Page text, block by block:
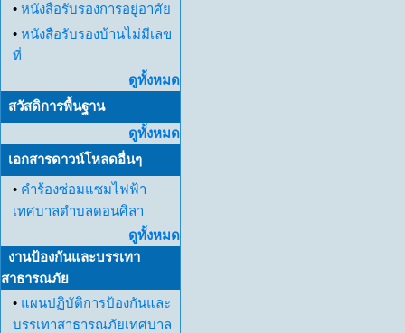
• หนังสือรับรองการอยู่อาศัย
• หนังสือรับรองบ้านไม่มีเลข
ที่
ดูทั้งหมด
สวัสดิการพื้นฐาน
ดูทั้งหมด
เอกสารดาวน์โหลดอื่นๆ
• คำร้องซ่อมแซมไฟฟ้า
เทศบาลตำบลดอนศิลา
ดูทั้งหมด
งานป้องกันและบรรเทา
สาธารณภัย
• แผนปฏิบัติการป้องกันและ
บรรเทาสาธารณภัยเทศบาล